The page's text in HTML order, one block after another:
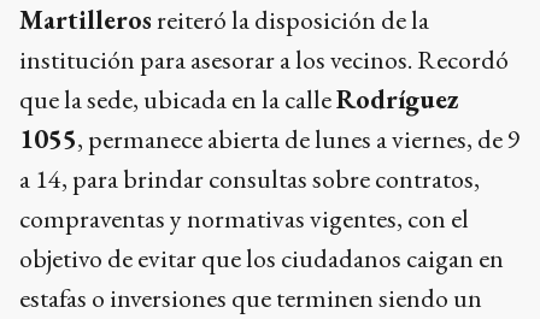
Martillerosreiteró la disposición de la
institución para asesorar a los vecinos. Recordó
que la sede, ubicada en la calleRodríguez
1055, permanece abierta de lunes a viernes, de 9
a 14, para brindar consultas sobre contratos,
compraventas y normativas vigentes, con el
objetivo de evitar que los ciudadanos caigan en
estafas o inversiones que terminen siendo un